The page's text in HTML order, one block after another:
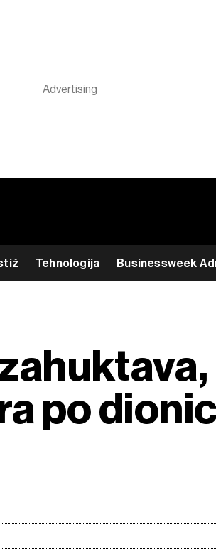
Tehnologija Businessweek
po